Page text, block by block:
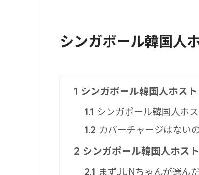
シンガポール韓国人
1 シンガポール韓国人ホス
1.1 シンガポール韓国人ホ
1.2 カバーチャージはない
2 シンガポール韓国人ホス
2.1 まずJUNちゃんが選ん